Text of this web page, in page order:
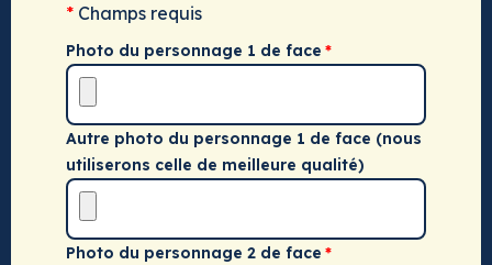
* Champs requis
Photo du personnage 1 de face
Autre photo du personnage 1 de face (nous
utiliserons celle de meilleure qualité)
Photo du personnage 2 de face